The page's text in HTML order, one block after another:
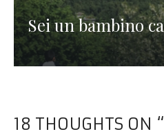
Sei un bambino
18 THOUGHTS ON